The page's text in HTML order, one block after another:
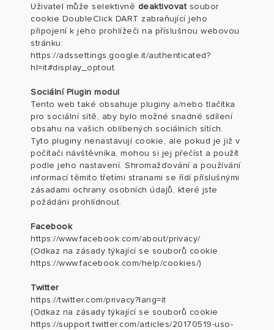
Uživatel může selektivně deaktivovat soubor
cookie DoubleClick DART zabraňující jeho
připojení k jeho prohlížeči na příslušnou webovou
stránku:
https://adssettings.google.it/authenticated?
hl=it#display_optout.
Sociální Plugin modul
Tento web také obsahuje pluginy a/nebo tlačítka
pro sociální sítě, aby bylo možné snadné sdílení
obsahu na vašich oblíbených sociálních sítích.
Tyto pluginy nenastavují cookie, ale pokud je již v
počítači návštěvníka, mohou si jej přečíst a použít
podle jeho nastavení. Shromažďování a používání
informací těmito třetími stranami se řídí příslušnými
zásadami ochrany osobních údajů, které jste
požádáni prohlídnout.
Facebook
https://www.facebook.com/about/privacy/
(Odkaz na zásady týkající se souborů cookie
https://www.facebook.com/help/cookies/)
Twitter
https://twitter.com/privacy?lang=it
(Odkaz na zásady týkající se souborů cookie
https://support.twitter.com/articles/20170519-uso-